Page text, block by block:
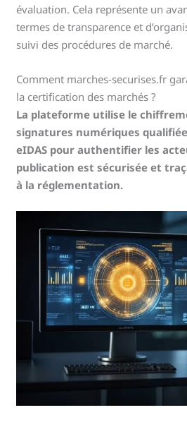
évaluation. Cela représente un
termes de transparence et
suivi des procédures de marché.
Comment marches-securises.fr
la certification des marchés ?
La plateforme utilise le
signatures numériques
eIDAS pour authentifier les
publication est sécurisée et
à la réglementation.